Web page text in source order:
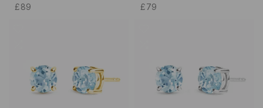
£89 £79